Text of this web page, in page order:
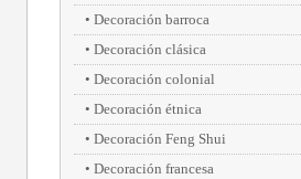
Decoración barroca
Decoración clásica
Decoración colonial
Decoración étnica
Decoración Feng Shui
Decoración francesa